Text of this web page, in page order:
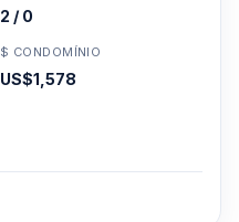
2 / 0
$ CONDOMÍNIO
US$1,578